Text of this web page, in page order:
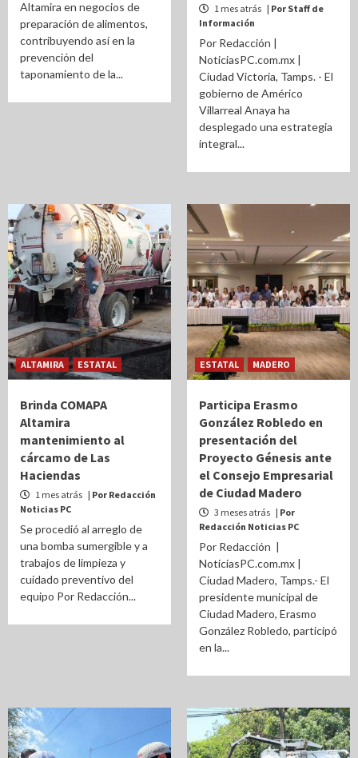
Altamira en negocios de
preparación de alimentos,
contribuyendo así en la
prevención del
taponamiento de la...
1 mes atrás | Por Staff de
Información
Por Redacción |
NoticiasPC.com.mx |
Ciudad Victoria, Tamps. - El
gobierno de Américo
Villarreal Anaya ha
desplegado una estrategia
integral...
ALTAMIRA ESTATAL
Brinda COMAPA
Altamira
mantenimiento al
cárcamo de Las
Haciendas
1 mes atrás | Por Redacción
Noticias PC
Se procedió al arreglo de
una bomba sumergible y a
trabajos de limpieza y
cuidado preventivo del
equipo Por Redacción...
ESTATAL MADERO
Participa Erasmo
González Robledo en
presentación del
Proyecto Génesis ante
el Consejo Empresarial
de Ciudad Madero
3 meses atrás | Por
Redacción Noticias PC
Por Redacción |
NoticiasPC.com.mx |
Ciudad Madero, Tamps.- El
presidente municipal de
Ciudad Madero, Erasmo
González Robledo, participó
en la...